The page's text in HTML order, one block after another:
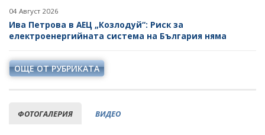
04 Август 2026
Ива Петрова в АЕЦ „Козлодуй“: Риск за
електроенергийната система на България няма
ОЩЕ ОТ РУБРИКАТА
ФОТОГАЛЕРИЯ ВИДЕО